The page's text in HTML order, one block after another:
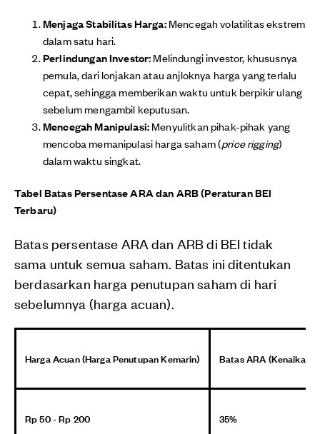
Menjaga Stabilitas Harga:Mencegah volatilitas ekstrem
dalam satu hari.
Perlindungan Investor:Melindungi investor, khususnya
pemula, dari lonjakan atau anjloknya harga yang terlalu
cepat, sehingga memberikan waktu untuk berpikir ulang
sebelum mengambil keputusan.
Mencegah Manipulasi:Menyulitkan pihak-pihak yang
mencoba memanipulasi harga saham (price rigging)
dalam waktu singkat.
Tabel Batas Persentase ARA dan ARB (Peraturan BEI
Terbaru)
Batas persentase ARA dan ARB di BEI tidak
sama untuk semua saham. Batas ini ditentukan
berdasarkan harga penutupan saham di hari
sebelumnya (harga acuan).
Harga Acuan (Harga Penutupan Kemarin) Batas ARA (Kenaikan
Rp 50 - Rp 200 35%